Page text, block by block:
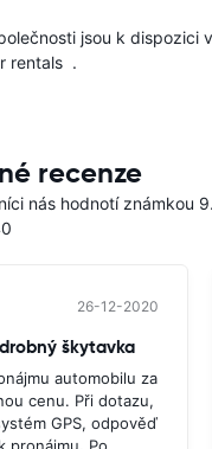
jsou k dispozici
rentals .
recenze
nás hodnotí známkou
26-12-2020
škytavka
automobilu za
cenu. Při dotazu,
GPS, odpověď